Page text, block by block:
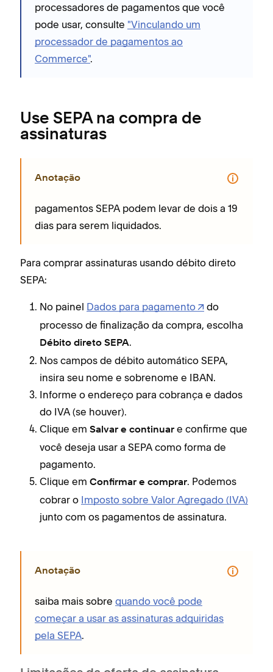
processadores de pagamentos que você
pode usar, consulte "Vinculando um
processador de pagamentos ao
Commerce".
Use SEPA na compra de
assinaturas
Anotação
pagamentos SEPA podem levar de dois a 19
dias para serem liquidados.
Para comprar assinaturas usando débito direto
SEPA:
No painel Dados para pagamento
do
processo de finalização da compra, escolha
Débito direto SEPA.
Nos campos de débito automático SEPA,
insira seu nome e sobrenome e IBAN.
Informe o endereço para cobrança e dados
do IVA (se houver).
Clique em Salvar e continuar e confirme que
você deseja usar a SEPA como forma de
pagamento.
Clique em Confirmar e comprar. Podemos
cobrar o Imposto sobre Valor Agregado (IVA)
junto com os pagamentos de assinatura.
Anotação
saiba mais sobre quando você pode
começar a usar as assinaturas adquiridas
pela SEPA.